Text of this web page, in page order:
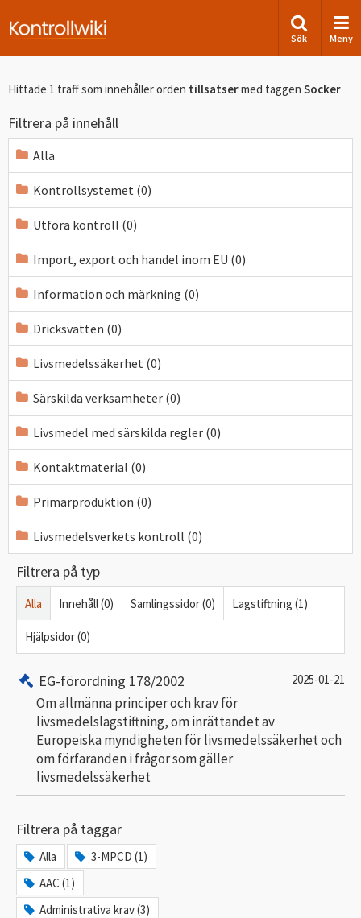
Sök Meny
Hittade 1 träff som innehåller orden tillsatsermed taggen Socker
Filtrera på innehåll
Alla
Kontrollsystemet (0)
Utföra kontroll (0)
Import, export och handel inom EU (0)
Information och märkning (0)
Dricksvatten (0)
Livsmedelssäkerhet (0)
Särskilda verksamheter (0)
Livsmedel med särskilda regler (0)
Kontaktmaterial (0)
Primärproduktion (0)
Livsmedelsverkets kontroll (0)
Filtrera på typ
Alla Innehåll (0) Samlingssidor (0) Lagstiftning (1)
Hjälpsidor (0)
EG-förordning 178/2002 2025-01-21
Om allmänna principer och krav för
livsmedelslagstiftning, om inrättandet av
Europeiska myndigheten för livsmedelssäkerhet och
om förfaranden i frågor som gäller
livsmedelssäkerhet
Filtrera på taggar
Alla
3-MPCD (1)
AAC (1)
Administrativa krav (3)